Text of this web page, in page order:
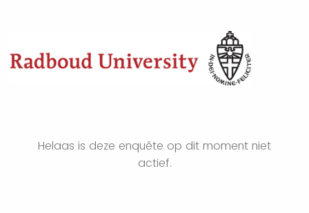
Helaas is deze enquête op dit moment niet
actief.